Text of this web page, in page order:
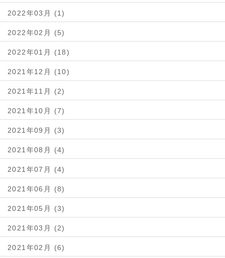
2022年03月 (1)
2022年02月 (5)
2022年01月 (18)
2021年12月 (10)
2021年11月 (2)
2021年10月 (7)
2021年09月 (3)
2021年08月 (4)
2021年07月 (4)
2021年06月 (8)
2021年05月 (3)
2021年03月 (2)
2021年02月 (6)